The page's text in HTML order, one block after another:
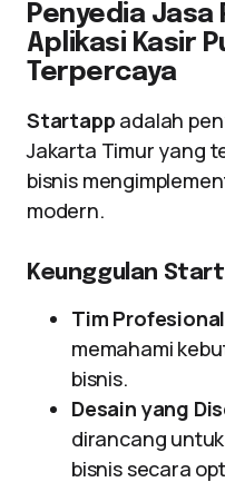
Penyedia Jasa
Aplikasi Kasir
Terpercaya
Startapp adalah
Jakarta Timur yang
bisnis
modern.
Keunggulan
Tim Profesional
memahami
bisnis.
Desain yang
dirancang
bisnis secara